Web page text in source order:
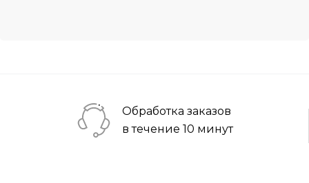
Обработка заказов
в течение 10 минут